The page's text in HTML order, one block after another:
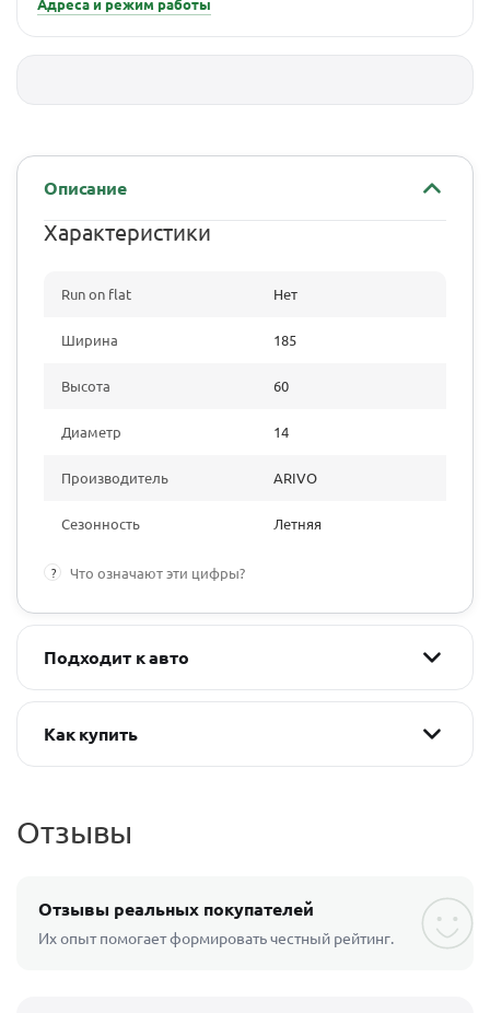
Адреса и режим работы
Описание
Характеристики
Run on flat Нет
Ширина 185
Высота 60
Диаметр 14
Производитель ARIVO
Сезонность Летняя
? Что означают эти цифры?
Подходит к авто
Как купить
Отзывы
Отзывы реальных покупателей
Их опыт помогает формировать честный рейтинг.